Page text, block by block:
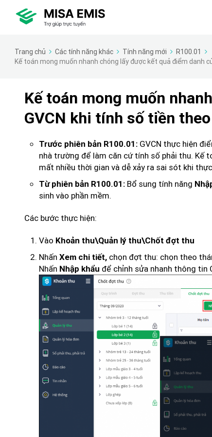
Trang chủ Các tính năng khác Tính năng mới
R100.01
Kế toán mong muốn nhanh chóng lấy được kết quả điểm danh
Kế toán mong muốn
GVCN khi tính số tiền
Trước phiên bản R100.01: GVCN thực hiện
nhà trường để làm căn cứ tính số phải thu. Kế
mất nhiều thời gian và dễ xảy ra sai sót khi
Từ phiên bản R100.01: Bổ sung tính năng
sinh vào phần mềm.
Các bước thực hiện:
Vào Khoản thu\Quản lý thu\Chốt đợt thu
Nhấn Xem chi tiết, chọn đợt thu: chọn theo
Nhấn Nhập khẩu để chỉnh sửa nhanh thông tin